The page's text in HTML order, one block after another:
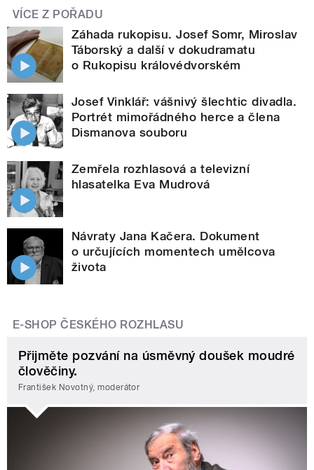
VÍCE Z POŘADU
Záhada rukopisu. Josef Somr, Miroslav
Táborský a další v dokudramatu
o Rukopisu královédvorském
Josef Vinklář: vášnivý šlechtic divadla.
Portrét mimořádného herce a člena
Dismanova souboru
Zemřela rozhlasová a televizní
hlasatelka Eva Mudrová
Návraty Jana Kačera. Dokument
o určujících momentech umělcova
života
E-SHOP ČESKÉHO ROZHLASU
Přijměte pozvání na úsměvný doušek moudré
člověčiny.
František Novotný, moderátor